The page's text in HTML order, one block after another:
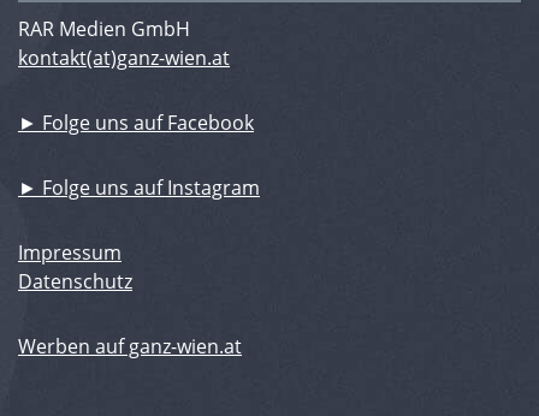
RAR Medien GmbH
kontakt(at)ganz-wien.at
► Folge uns auf Facebook
► Folge uns auf Instagram
Impressum
Datenschutz
Werben auf ganz-wien.at